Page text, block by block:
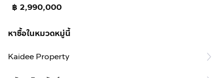
฿ 2,990,000
หาซื้อในหมวดหมู่นี้
Kaidee Property